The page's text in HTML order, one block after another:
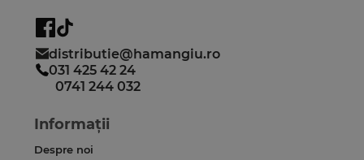
distributie@hamangiu.ro
031 425 42 24
0741 244 032
Informații
Despre noi